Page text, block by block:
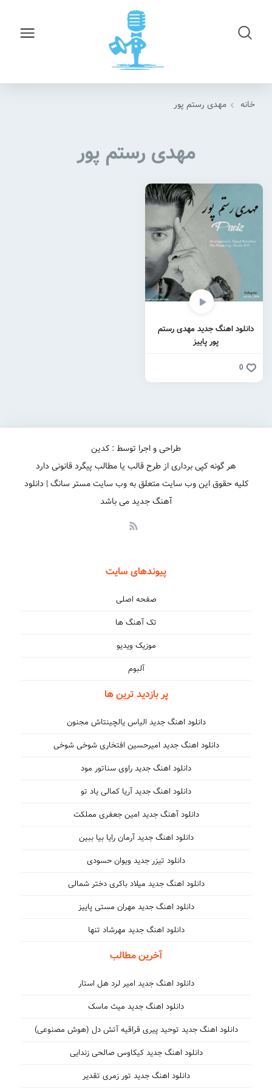
خانه مهدی رستم پور
مهدی رستم پور
دانلود اهنگ جدید مهدی رستم
پور پاییز
0
طراحی و اجرا توسط : کدین
هر گونه کپی برداری از طرح قالب یا مطالب پیگرد قانونی دارد
کلیه حقوق این وب سایت متعلق به وب سایت مستر سانگ | دانلود
آهنگ جدید می باشد
پیوندهای سایت
صفحه اصلی
تک آهنگ ها
موزیک ویدیو
آلبوم
پر بازدید ترین ها
دانلود اهنگ جدید الیاس یالچینتاش مجنون
دانلود اهنگ جدید امیرحسین افتخاری شوخی شوخی
دانلود اهنگ جدید راوی سناتور مود
دانلود اهنگ جدید آریا کمالی یاد تو
دانلود آهنگ جدید امین جعفری مملکت
دانلود اهنگ جدید آرمان رایا بیا ببین
دانلود تیزر جدید ویوان حسودی
دانلود اهنگ جدید میلاد باکری دختر شمالی
دانلود اهنگ جدید مهران مستی پاییز
دانلود اهنگ جدید مهرشاد تنها
آخرین مطالب
دانلود اهنگ جدید امیر لرد هل استار
دانلود اهنگ جدید میث ماسک
دانلود اهنگ جدید توحید پیری قراقیه آتش دل (هوش مصنوعی)
دانلود اهنگ جدید کیکاوس صالحی زندایی
دانلود اهنگ جدید تور زمری تقدیر